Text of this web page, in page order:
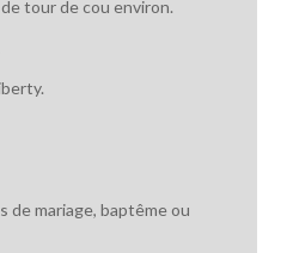
tour de cou environ.
de mariage, baptême ou